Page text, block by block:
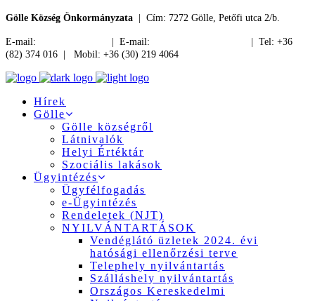
Gölle Község Önkormányzata | Cím: 7272 Gölle, Petőfi utca 2/b.
E-mail: | E-mail:
| Tel: +36
(82) 374 016 | Mobil: +36 (30) 219 4064
Hírek
Gölle
Gölle községről
Látnivalók
Helyi Értéktár
Szociális lakások
Ügyintézés
Ügyfélfogadás
e-Ügyintézés
Rendeletek (NJT)
NYILVÁNTARTÁSOK
Vendéglátó üzletek 2024. évi
hatósági ellenőrzési terve
Telephely nyilvántartás
Szálláshely nyilvántartás
Országos Kereskedelmi